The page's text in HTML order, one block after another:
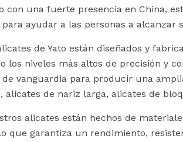
con una fuerte presencia en China,
ayudar a las personas a alcanzar
de Yato están diseñados y
los niveles más altos de precisión y
vanguardia para producir una
alicates de nariz larga, alicates de
alicates están hechos de
que garantiza un rendimiento,